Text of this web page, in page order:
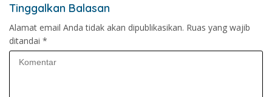
Tinggalkan Balasan
Alamat email Anda tidak akan dipublikasikan. Ruas yang wajib
ditandai *